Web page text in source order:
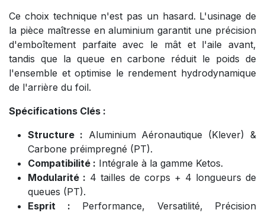
Ce choix technique n'est pas un hasard. L'usinage de
la pièce maîtresse en aluminium garantit une précision
d'emboîtement parfaite avec le mât et l'aile avant,
tandis que la queue en carbone réduit le poids de
l'ensemble et optimise le rendement hydrodynamique
de l'arrière du foil.
Spécifications Clés :
Structure : Aluminium Aéronautique (Klever) &
Carbone préimpregné (PT).
Compatibilité : Intégrale à la gamme Ketos.
Modularité : 4 tailles de corps + 4 longueurs de
queues (PT).
Esprit : Performance, Versatilité, Précision